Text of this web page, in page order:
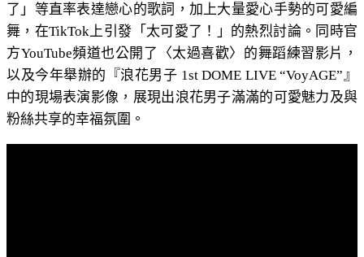
了」等直率表達戀心的歌詞，加上大量愛心手勢的可愛編
舞，在TikTok上引發「太可愛了！」的熱烈討論。同時官
方YouTube頻道也公開了〈太過喜歡〉的舞蹈練習影片，
以及今年舉辦的『浪花男子 1st DOME LIVE “VoyAGE”』
中的現場表演影像，展現出浪花男子滿滿的可愛魅力及與
粉絲共享的幸福氛圍。